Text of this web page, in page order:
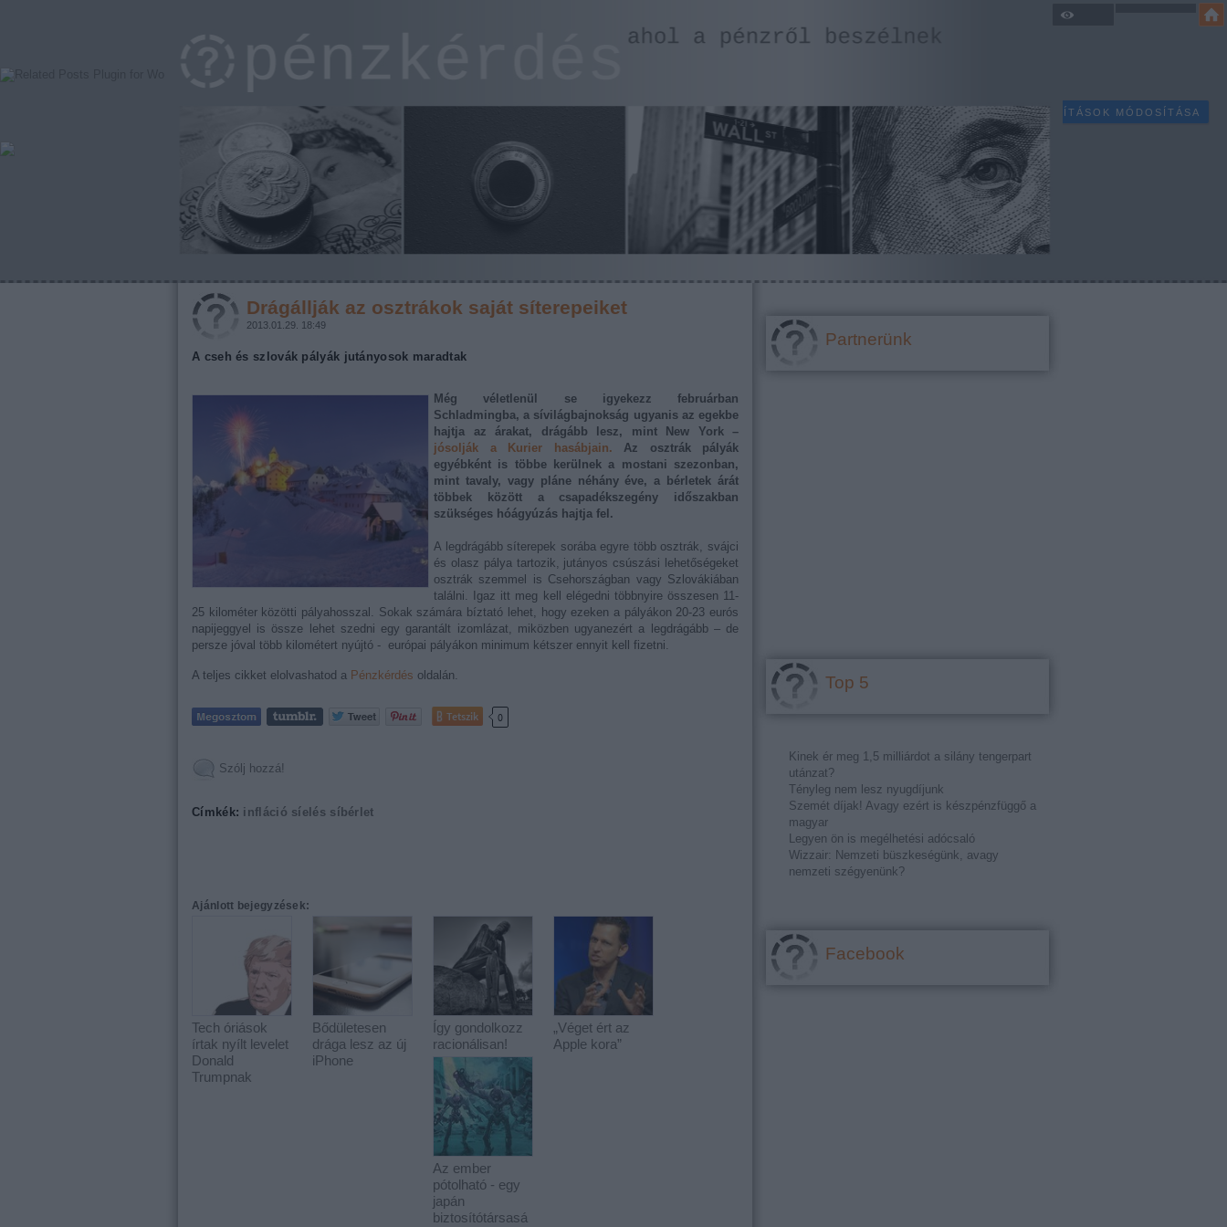
Partnerünk
Top 5
Kinek ér meg 1,5 milliárdot a silány tengerpart
utánzat?
Tényleg nem lesz nyugdíjunk
Szemét díjak! Avagy ezért is készpénzfüggő a
magyar
Legyen ön is megélhetési adócsaló
Wizzair: Nemzeti büszkeségünk, avagy
nemzeti szégyenünk?
Facebook
Drágállják az osztrákok saját síterepeiket
2013.01.29. 18:49
A cseh és szlovák pályák jutányosok maradtak
Még véletlenül se igyekezz februárban
Schladmingba, a sívilágbajnokság ugyanis az egekbe
hajtja az árakat, drágább lesz, mint New York –
jósolják a Kurier hasábjain. Az osztrák pályák
egyébként is többe kerülnek a mostani szezonban,
mint tavaly, vagy pláne néhány éve, a bérletek árát
többek között a csapadékszegény időszakban
szükséges hóágyúzás hajtja fel.
A legdrágább síterepek sorába egyre több osztrák, svájci
és olasz pálya tartozik, jutányos csúszási lehetőségeket
osztrák szemmel is Csehországban vagy Szlovákiában
találni. Igaz itt meg kell elégedni többnyire összesen 11-
25 kilométer közötti pályahosszal. Sokak számára bíztató lehet, hogy ezeken a pályákon 20-23 eurós
napijeggyel is össze lehet szedni egy garantált izomlázat, miközben ugyanezért a legdrágább – de
persze jóval több kilométert nyújtó - európai pályákon minimum kétszer ennyit kell fizetni.
A teljes cikket elolvashatod a Pénzkérdés oldalán.
Tetszik 0
Szólj hozzá!
Címkék: infláció síelés síbérlet
Ajánlott bejegyzések:
Tech óriások
írtak nyílt levelet
Donald
Trumpnak
Bődületesen
drága lesz az új
iPhone
Így gondolkozz
racionálisan!
„Véget ért az
Apple kora”
Az ember
pótolható - egy
japán
biztosítótársasá
SÜTI BEÁLLÍTÁSOK MÓDOSÍTÁSA